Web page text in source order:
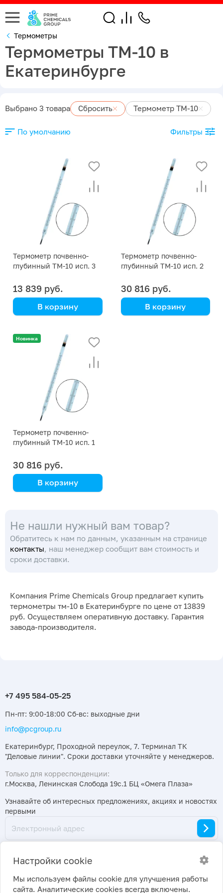
Термометры
Термометры ТМ-10 в
Екатеринбурге
Выбрано 3 товара Сбросить Термометр ТМ-10
По умолчанию Фильтры
Термометр почвенно-
глубинный ТМ-10 исп. 3
13 839 руб.
В корзину
Термометр почвенно-
глубинный ТМ-10 исп. 2
30 816 руб.
В корзину
Новинка
Термометр почвенно-
глубинный ТМ-10 исп. 1
30 816 руб.
В корзину
Не нашли нужный вам товар?
Обратитесь к нам по данным, указанным на странице
контакты, наш менеджер сообщит вам стоимость и
сроки доставки.
Компания Prime Chemicals Group предлагает купить
термометры тм-10 в Екатеринбурге по цене от 13839
руб. Осуществляем оперативную доставку. Гарантия
завода-производителя.
Пн-пт: 9:00-18:00 Сб-вс: выходные дни
info@pcgroup.ru
Екатеринбург, Проходной переулок, 7. Терминал ТК
"Деловые линии". Сроки доставки уточняйте у менеджеров.
Только для корреспонденции:
г.Москва, Ленинская Слобода 19с.1 БЦ «Омега Плаза»
Узнавайте об интересных предложениях, акциях и новостях
первыми
Настройки cookie
Мы используем файлы cookie для улучшения работы
сайта. Аналитические cookies всегда включены.